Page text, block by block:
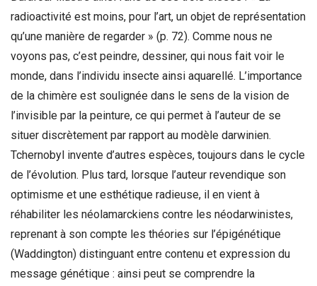
radioactivité est moins, pour l’art, un objet de représentation
qu’une manière de regarder » (p. 72). Comme nous ne
voyons pas, c’est peindre, dessiner, qui nous fait voir le
monde, dans l’individu insecte ainsi aquarellé. L’importance
de la chimère est soulignée dans le sens de la vision de
l’invisible par la peinture, ce qui permet à l’auteur de se
situer discrètement par rapport au modèle darwinien.
Tchernobyl invente d’autres espèces, toujours dans le cycle
de l’évolution. Plus tard, lorsque l’auteur revendique son
optimisme et une esthétique radieuse, il en vient à
réhabiliter les néolamarckiens contre les néodarwinistes,
reprenant à son compte les théories sur l’épigénétique
(Waddington) distinguant entre contenu et expression du
message génétique : ainsi peut se comprendre la